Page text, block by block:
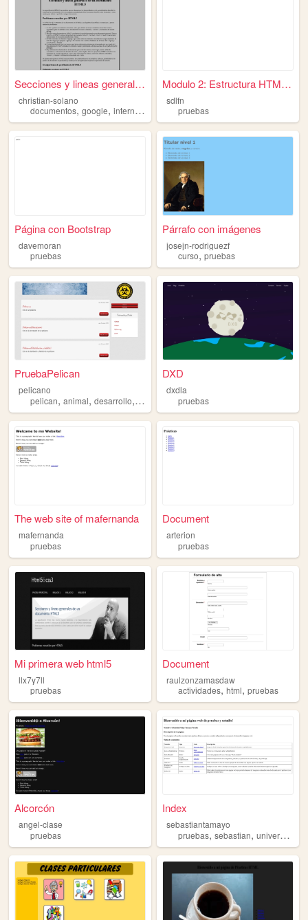
Secciones y lineas generales...
christian-solano
documentos, google, internet , pruebas
Modulo 2: Estructura HTML5/C...
sdlfn
pruebas
Página con Bootstrap
davemoran
pruebas
Párrafo con imágenes
josejn-rodriguezf
curso,pruebas
PruebaPelican
pelicano
pelican, animal, desarrollo, blog pruebas
DXD
dxdla
pruebas
The web site of mafernanda
mafernanda
pruebas
Document
arterion
pruebas
Mi primera web html5
llx7y7ll
pruebas
Document
raulzonzamasdaw
actividades,html,pruebas
Alcorcón
angel-clase
pruebas
Index
sebastiantamayo
pruebas,sebastian,universidad